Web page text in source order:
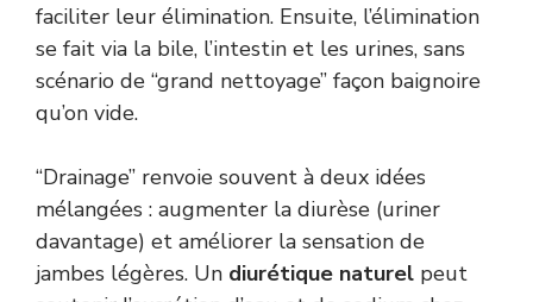
faciliter leur élimination. Ensuite, l’élimination
se fait via la bile, l’intestin et les urines, sans
scénario de “grand nettoyage” façon baignoire
qu’on vide.
“Drainage” renvoie souvent à deux idées
mélangées : augmenter la diurèse (uriner
davantage) et améliorer la sensation de
jambes légères. Un diurétique naturel peut